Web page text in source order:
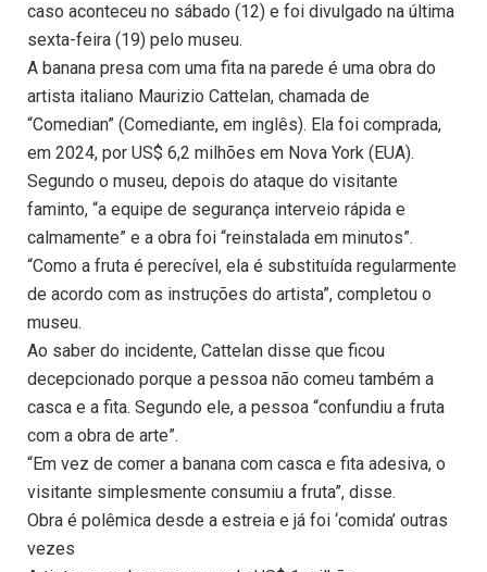
caso aconteceu no sábado (12) e foi divulgado na última
sexta-feira (19) pelo museu.
A banana presa com uma fita na parede é uma obra do
artista italiano Maurizio Cattelan, chamada de
“Comedian” (Comediante, em inglês). Ela foi comprada,
em 2024, por US$ 6,2 milhões em Nova York (EUA).
Segundo o museu, depois do ataque do visitante
faminto, “a equipe de segurança interveio rápida e
calmamente” e a obra foi “reinstalada em minutos”.
“Como a fruta é perecível, ela é substituída regularmente
de acordo com as instruções do artista”, completou o
museu.
Ao saber do incidente, Cattelan disse que ficou
decepcionado porque a pessoa não comeu também a
casca e a fita. Segundo ele, a pessoa “confundiu a fruta
com a obra de arte”.
“Em vez de comer a banana com casca e fita adesiva, o
visitante simplesmente consumiu a fruta”, disse.
Obra é polêmica desde a estreia e já foi ‘comida’ outras
vezes